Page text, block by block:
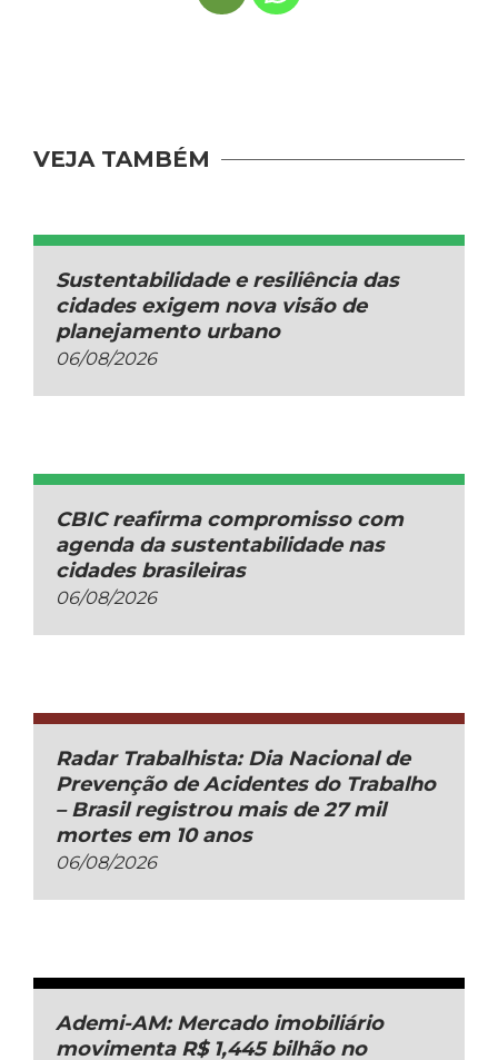
VEJA TAMBÉM
Sustentabilidade e resiliência das
cidades exigem nova visão de
planejamento urbano
06/08/2026
CBIC reafirma compromisso com
agenda da sustentabilidade nas
cidades brasileiras
06/08/2026
Radar Trabalhista: Dia Nacional de
Prevenção de Acidentes do Trabalho
– Brasil registrou mais de 27 mil
mortes em 10 anos
06/08/2026
Ademi-AM: Mercado imobiliário
movimenta R$ 1,445 bilhão no